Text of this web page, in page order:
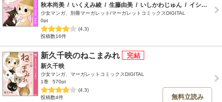
秋本尚美 / いくえみ綾 / 生藤由美 / いしかわじゅん / イシデ電
少女マンガ、別冊マーガレット/マーガレットコミックスDIGITAL
0pt
(4.3)
投稿数16件
新久千映のねこまみれ
新久千映
少女マンガ、マーガレットコミックスDIGITAL
1巻
570pt
(4.3)
投稿数4件
無料立読み